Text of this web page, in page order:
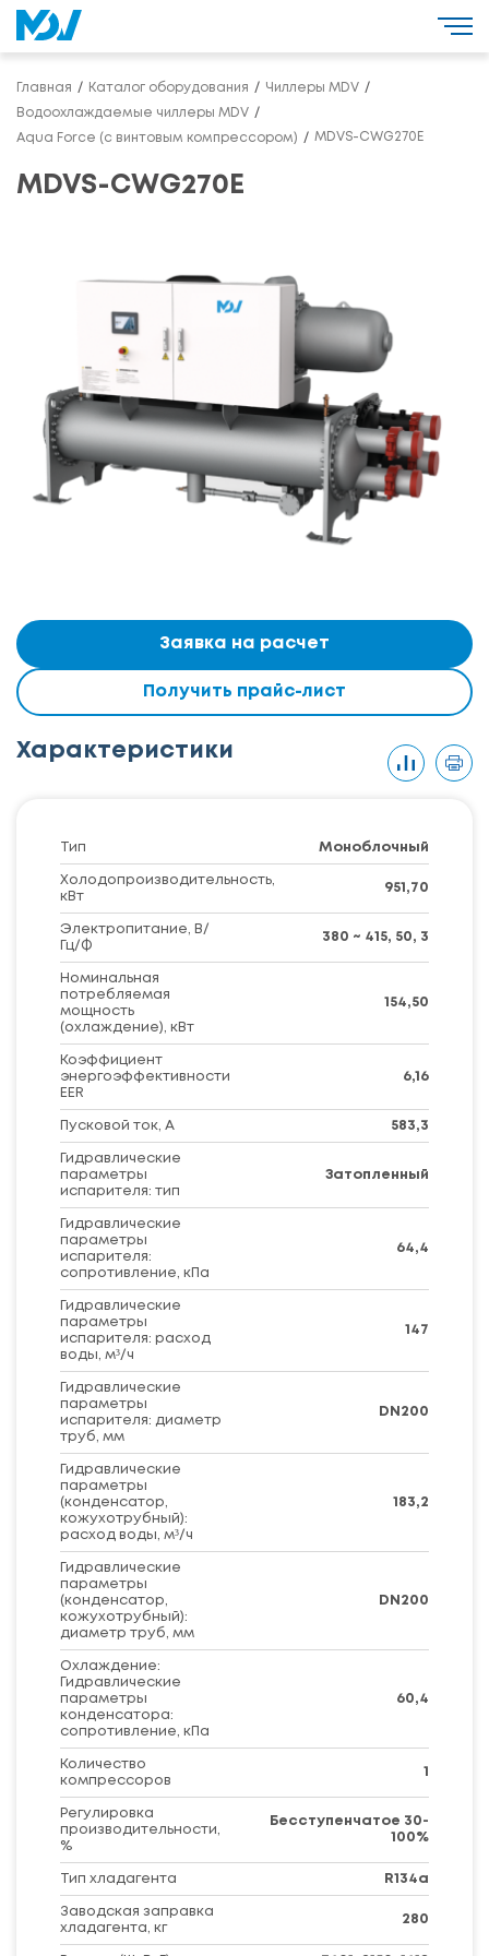
Главная Каталог оборудования Чиллеры MDV
Водоохлаждаемые чиллеры MDV
Aqua Force (с винтовым компрессором) MDVS-CWG270E
MDVS-CWG270E
Заявка на расчет
Получить прайс-лист
Характеристики
Тип Моноблочный
Холодопроизводительность,
кВт
951,70
Электропитание, В/
Гц/Ф
380 ~ 415, 50, 3
Номинальная
потребляемая
мощность
(охлаждение), кВт
154,50
Коэффициент
энергоэффективности
EER
6,16
Пусковой ток, А 583,3
Гидравлические
параметры
испарителя: тип
Затопленный
Гидравлические
параметры
испарителя:
сопротивление, кПа
64,4
Гидравлические
параметры
испарителя: расход
воды, м³/ч
147
Гидравлические
параметры
испарителя: диаметр
труб, мм
DN200
Гидравлические
параметры
(конденсатор,
кожухотрубный):
расход воды, м³/ч
183,2
Гидравлические
параметры
(конденсатор,
кожухотрубный):
диаметр труб, мм
DN200
Охлаждение:
Гидравлические
параметры
конденсатора:
сопротивление, кПа
60,4
Количество
компрессоров
1
Регулировка
производительности,
%
Бесступенчатое 30-
100%
Тип хладагента R134a
Заводская заправка
хладагента, кг
280